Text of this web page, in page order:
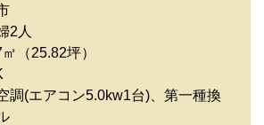
2人
（25.82坪）
(エアコン5.0kw1台)、第一種換